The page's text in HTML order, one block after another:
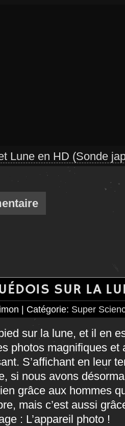
Lune en HD (Sonde
SUR LA
| Catégorie: Super
sur la lune, et il en
photos magnifiques et
S’affichant en leur
si nous avons
grâce aux hommes
mais c’est aussi
: L’appareil photo !